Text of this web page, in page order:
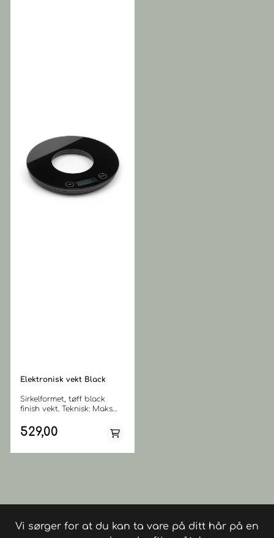
Elektronisk vekt Black
Sirkelformet, tøff black
finish vekt. Teknisk: Maks
gram og oz. Tare funksjon 1
gram feilmargin Glassplate
529,00
Vi sørger for at du kan ta vare på ditt hår på en